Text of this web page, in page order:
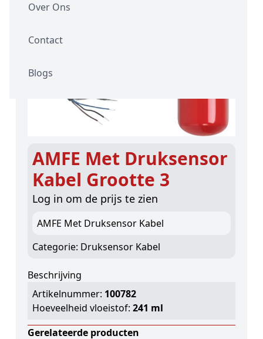
Over Ons
Contact
Blogs
AMFE Met Druksensor
Kabel Grootte 3
Log in om de prijs te zien
AMFE Met Druksensor Kabel
Categorie: Druksensor Kabel
Beschrijving
Artikelnummer: 100782
Hoeveelheid vloeistof: 241 ml
Gerelateerde producten